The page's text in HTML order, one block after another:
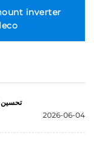
inverter
تحسين
2026-06-04